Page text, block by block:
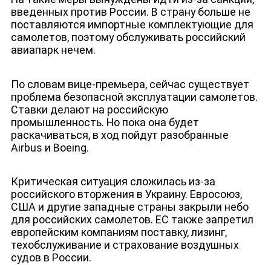
введенных против России. В страну больше не
поставляются импортные комплектующие для
самолетов, поэтому обслуживать российский
авиапарк нечем.
По словам вице-премьера, сейчас существует
проблема безопасной эксплуатации самолетов.
Ставки делают на российскую
промышленность. Но пока она будет
раскачиваться, в ход пойдут разобранные
Airbus и Boeing.
Критическая ситуация сложилась из-за
российского вторжения в Украину. Евросоюз,
США и другие западные страны закрыли небо
для российских самолетов. ЕС также запретил
европейским компаниям поставку, лизинг,
техобслуживание и страхование воздушных
судов в России.